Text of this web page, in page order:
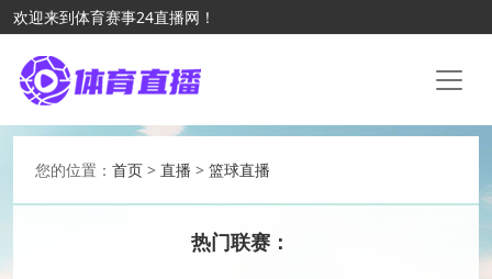
欢迎来到体育赛事24直播网！
您的位置： 首页 > 直播 > 篮球直播
热门联赛：